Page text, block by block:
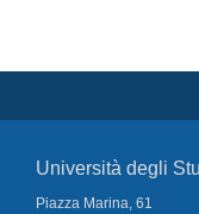
Università degli
Piazza Marina, 61